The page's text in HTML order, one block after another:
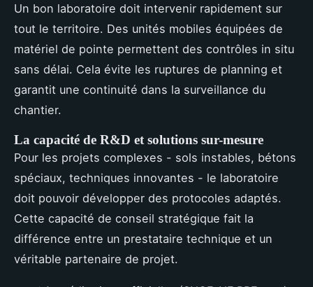
Un bon laboratoire doit intervenir rapidement sur
tout le territoire. Des unités mobiles équipées de
matériel de pointe permettent des contrôles in situ
sans délai. Cela évite les ruptures de planning et
garantit une continuité dans la surveillance du
chantier.
La capacité de R&D et solutions sur-mesure
Pour les projets complexes - sols instables, bétons
spéciaux, techniques innovantes - le laboratoire
doit pouvoir développer des protocoles adaptés.
Cette capacité de conseil stratégique fait la
différence entre un prestataire technique et un
véritable partenaire de projet.